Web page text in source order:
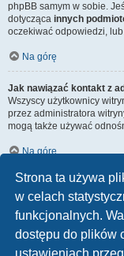
Strona ta używa
w celach
funkcjonalnych.
dostępu do plików
ustawieniach
phpBB samym w sobie.
dotycząca innych
oczekiwać odpowiedzi,
Na górę
Jak nawiązać kontakt z
Wszyscy użytkownicy
przez administratora
mogą także używać
Na górę
Forum
Technologię
Polski